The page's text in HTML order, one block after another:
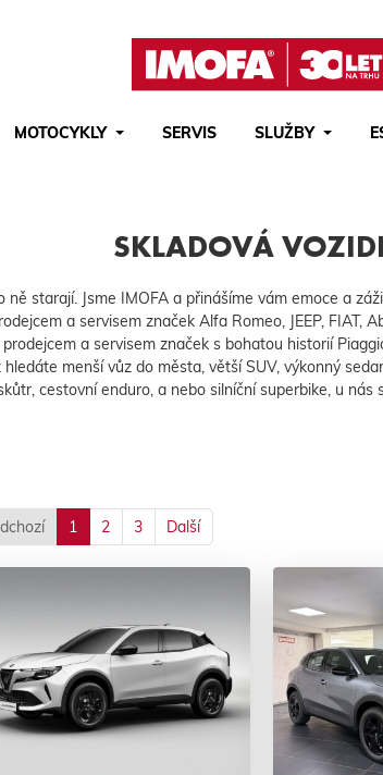
MOTOCYKLY SERVIS SLUŽBY
SKLADOVÁ
ně starají. Jsme IMOFA a přinášíme vám emoce a
a servisem značek Alfa Romeo, JEEP, FIAT,
a servisem značek s bohatou historií
menší vůz do města, větší SUV, výkonný
cestovní enduro, a nebo silníční superbike, u nás
1 2 3 Další